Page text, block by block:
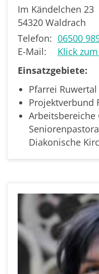
Im Kändelchen 23
54320 Waldrach
Telefon: 06500
E-Mail:
Klick
Einsatzgebiete:
Pfarrei
Projektverbund
Arbeitsbereiche
Diakonische